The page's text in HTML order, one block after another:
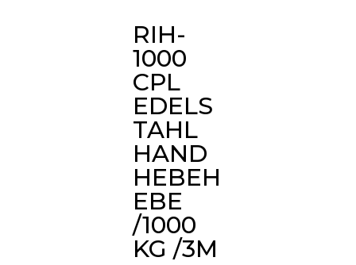
RIH-
1000
CPL
EDELS
TAHL
HAND
HEBEH
EBE
/1000
KG /3M